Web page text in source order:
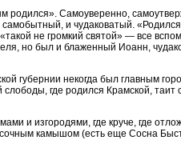
родился». Самоуверенно,
и чудаковатый.
не громкий святой» — все
но был и блаженный Иоанн,
губернии некогда был главным
где родился Крамской,
и изгородями, где круче, где
камышом (есть еще Сосна